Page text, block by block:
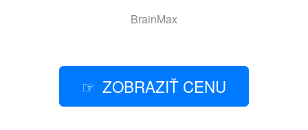
BrainMax
ZOBRAZIŤ CENU